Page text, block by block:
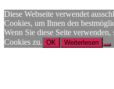
Diese Webseite verwendet
Cookies, um Ihnen den
Wenn Sie diese Seite
Cookies zu. OK Weiterlesen